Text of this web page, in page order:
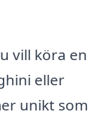
vill köra en
eller
unikt som